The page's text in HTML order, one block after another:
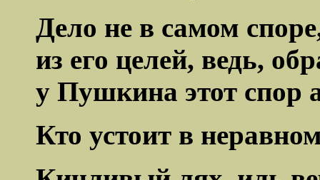
Дело не в самом
из его целей, ведь,
у Пушкина этот спор
Кто устоит в